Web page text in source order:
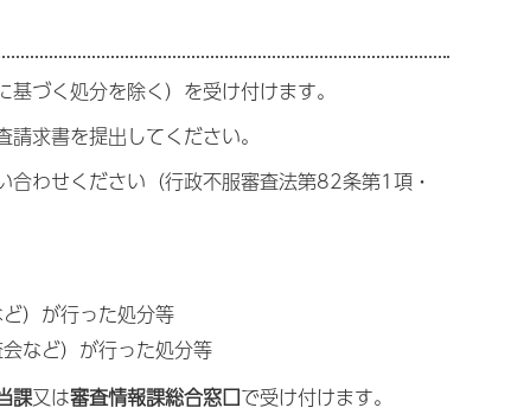
づく処分を除く）を受け付けます。
請求書を提出してください。
わせください（行政不服審査法第82条第1項・
）が行った処分等
など）が行った処分等
課又は審査情報課総合窓口で受け付けます。